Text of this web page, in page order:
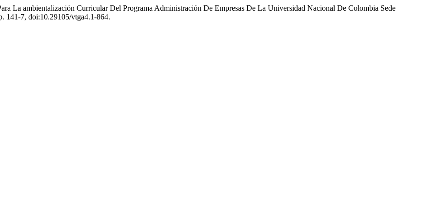
La ambientalización Curricular Del Programa Administración De Empresas De La Universidad Nacional De Colombia Sede
141-7, doi:10.29105/vtga4.1-864.